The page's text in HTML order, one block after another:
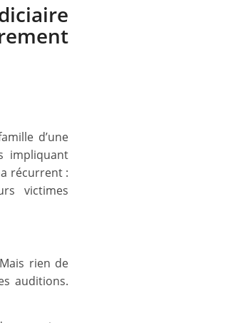
d’une
impliquant
récurrent :
victimes
rien de
auditions.